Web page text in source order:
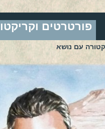
פורטרטים
עם נושא
CT-18